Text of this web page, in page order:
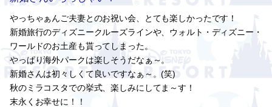
やっちゃぁんご夫妻とのお祝い会、とても楽しかったです！
新婚旅行のディズニークルーズラインや、ウォルト・ディズニー・
ワールドのお土産も貰ってしまった。
やっぱり海外パークは楽しそうだなぁ～。
新婚さんは初々しくて良いですなぁ～。(笑)
秋のミラコスタでの挙式、楽しみにしてま～す！
末永くお幸せに！！